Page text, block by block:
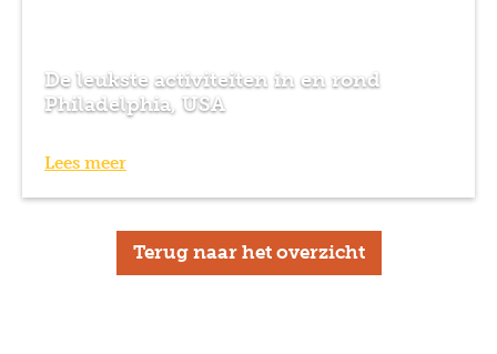
De leukste activiteiten in en rond
Philadelphia, USA
Lees meer
Terug naar het overzicht